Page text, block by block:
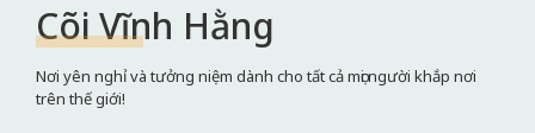
Cõi Vĩnh Hằng
Nơi yên nghỉ và tưởng niệm dành cho tất cả mọi người khắp nơi
trên thế giới!